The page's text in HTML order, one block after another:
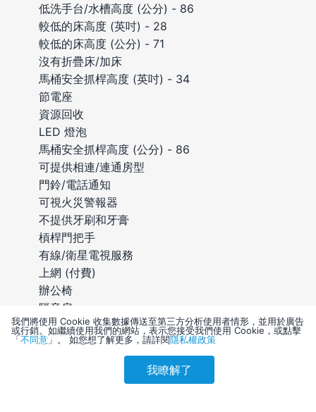
刷卡優惠 會員訂購
低洗手台/水槽高度 (公分) - 86
較低的床高度 (英吋) - 28
較低的床高度 (公分) - 71
沒有折疊床/加床
馬桶安全抓桿高度 (英吋) - 34
節電座
資源回收
LED 燈泡
馬桶安全抓桿高度 (公分) - 86
可提供相連/連通房型
門鈴/電話通知
可視火災警報器
不提供牙刷和牙膏
槓桿門把手
有線/衛星電視服務
上網 (付費)
辦公椅
隔音房
可應要求更換床單
適合使用筆電的工作環境
我們將使用 Cookie 收集數據傳送至第三方分析使用者情形，並用於廣告
或行銷。如繼續使用我們的網站，表示您接受我們使用 Cookie，或點擊
「不同意 」。 如您想了解更多，請詳閱隱私權政策
我瞭解了